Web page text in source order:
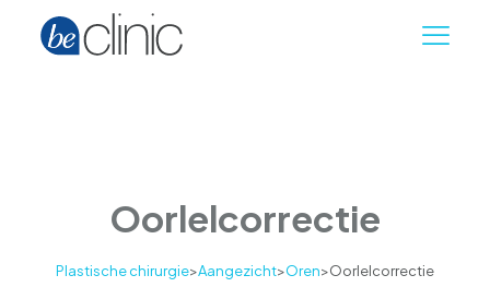
Oorlelcorrectie
Plastische chirurgie>Aangezicht>Oren>Oorlelcorrectie